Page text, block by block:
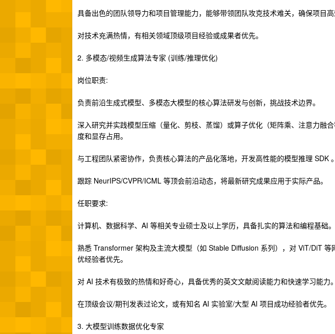
具备出色的团队领导力和项目管理能力，能够带领团队攻克技术难关，确保项目高
对技术充满热情，有相关领域顶级项目经验或成果者优先。
2. 多模态/视频生成算法专家 (训练/推理优化)
岗位职责:
负责前沿生成式模型、多模态大模型的核心算法研发与创新，挑战技术边界。
深入研究并实践模型压缩（量化、剪枝、蒸馏）或算子优化（矩阵乘、注意力融
度和显存占用。
与工程团队紧密协作，负责核心算法的产品化落地，开发高性能的模型推理 SDK 。
跟踪 NeurIPS/CVPR/ICML 等顶会前沿动态，将最新研究成果应用于实际产品。
任职要求:
计算机、数据科学、AI 等相关专业硕士及以上学历，具备扎实的算法和编程基础。
熟悉 Transformer 架构及主流大模型（如 Stable Diffusion 系列），对 ViT/DiT 等
优经验者优先。
对 AI 技术有极致的热情和好奇心，具备优秀的英文文献阅读能力和快速学习能力。
在顶级会议/期刊发表过论文，或有知名 AI 实验室/大型 AI 项目成功经验者优先。
3. 大模型训练数据优化专家